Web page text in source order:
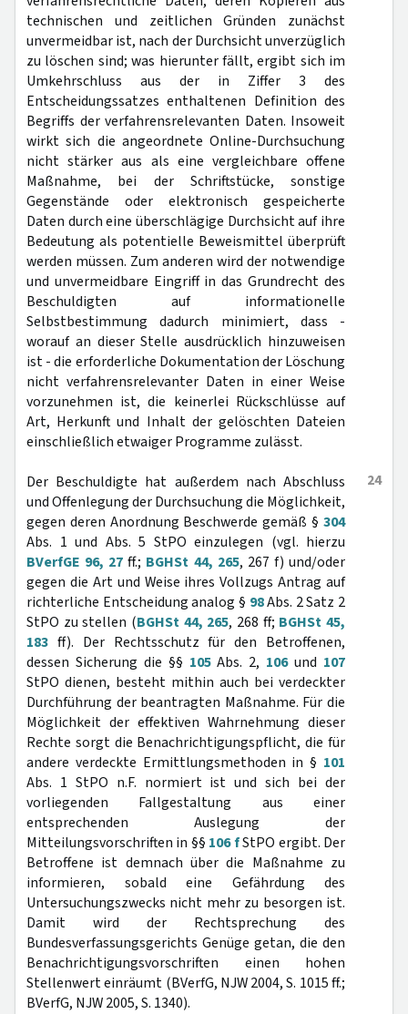
technischen und zeitlichen Gründen zunächst
unvermeidbar ist, nach der Durchsicht unverzüglich
zu löschen sind; was hierunter fällt, ergibt sich im
Umkehrschluss aus der in Ziffer 3 des
Entscheidungssatzes enthaltenen Definition des
Begriffs der verfahrensrelevanten Daten. Insoweit
wirkt sich die angeordnete Online-Durchsuchung
nicht stärker aus als eine vergleichbare offene
Maßnahme, bei der Schriftstücke, sonstige
Gegenstände oder elektronisch gespeicherte
Daten durch eine überschlägige Durchsicht auf ihre
Bedeutung als potentielle Beweismittel überprüft
werden müssen. Zum anderen wird der notwendige
und unvermeidbare Eingriff in das Grundrecht des
Beschuldigten auf informationelle
Selbstbestimmung dadurch minimiert, dass -
worauf an dieser Stelle ausdrücklich hinzuweisen
ist - die erforderliche Dokumentation der Löschung
nicht verfahrensrelevanter Daten in einer Weise
vorzunehmen ist, die keinerlei Rückschlüsse auf
Art, Herkunft und Inhalt der gelöschten Dateien
einschließlich etwaiger Programme zulässt.
24
Der Beschuldigte hat außerdem nach Abschluss
und Offenlegung der Durchsuchung die Möglichkeit,
gegen deren Anordnung Beschwerde gemäß § 304
Abs. 1 und Abs. 5 StPO einzulegen (vgl. hierzu
BVerfGE 96, 27 ff.; BGHSt 44, 265, 267 f) und/oder
gegen die Art und Weise ihres Vollzugs Antrag auf
richterliche Entscheidung analog § 98Abs. 2 Satz 2
StPO zu stellen (BGHSt 44, 265, 268 ff; BGHSt 45,
183 ff). Der Rechtsschutz für den Betroffenen,
dessen Sicherung die §§ 105Abs. 2, 106und 107
StPO dienen, besteht mithin auch bei verdeckter
Durchführung der beantragten Maßnahme. Für die
Möglichkeit der effektiven Wahrnehmung dieser
Rechte sorgt die Benachrichtigungspflicht, die für
andere verdeckte Ermittlungsmethoden in § 101
Abs. 1 StPO n.F. normiert ist und sich bei der
vorliegenden Fallgestaltung aus einer
entsprechenden Auslegung der
Mitteilungsvorschriften in §§ 106 fStPO ergibt. Der
Betroffene ist demnach über die Maßnahme zu
informieren, sobald eine Gefährdung des
Untersuchungszwecks nicht mehr zu besorgen ist.
Damit wird der Rechtsprechung des
Bundesverfassungsgerichts Genüge getan, die den
Benachrichtigungsvorschriften einen hohen
Stellenwert einräumt (BVerfG, NJW 2004, S. 1015 ff.;
BVerfG, NJW 2005, S. 1340).